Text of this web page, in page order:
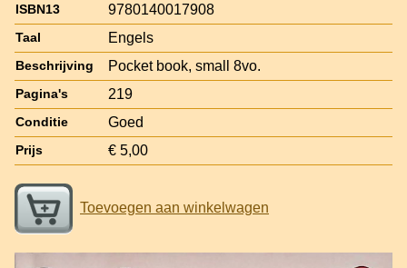
ISBN13 9780140017908
Taal Engels
Beschrijving Pocket book, small 8vo.
Pagina's 219
Conditie Goed
Prijs € 5,00
Toevoegen aan winkelwagen